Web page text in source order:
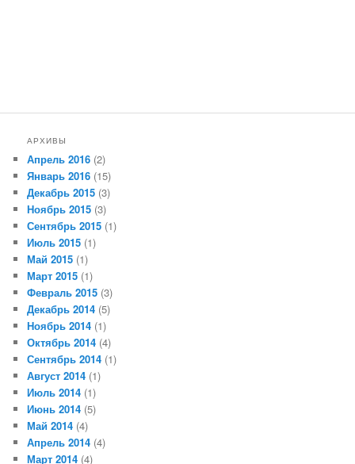
АРХИВЫ
Апрель 2016 (2)
Январь 2016 (15)
Декабрь 2015 (3)
Ноябрь 2015 (3)
Сентябрь 2015 (1)
Июль 2015 (1)
Май 2015 (1)
Март 2015 (1)
Февраль 2015 (3)
Декабрь 2014 (5)
Ноябрь 2014 (1)
Октябрь 2014 (4)
Сентябрь 2014 (1)
Август 2014 (1)
Июль 2014 (1)
Июнь 2014 (5)
Май 2014 (4)
Апрель 2014 (4)
Март 2014 (4)